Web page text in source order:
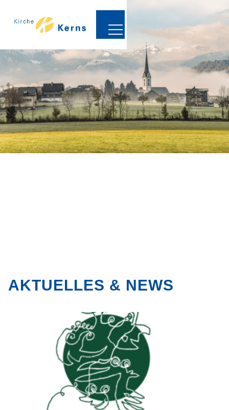
AKTUELLES & NEWS